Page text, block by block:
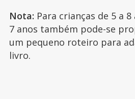
Nota: Para crianças de 5 a
7 anos também pode-se
um pequeno roteiro para
livro.